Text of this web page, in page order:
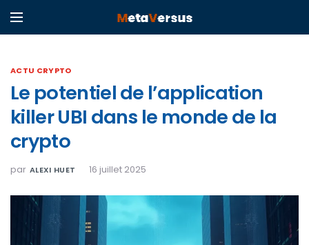
ACTU CRYPTO
Le potentiel de l’application
killer UBI dans le monde de la
crypto
par ALEXI HUET 16 juillet 2025